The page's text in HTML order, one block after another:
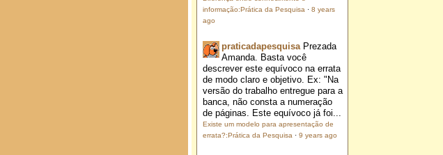
informação:Prática da Pesquisa · 8 years
ago
praticadapesquisa Prezada
Amanda. Basta você
descrever este equívoco na errata
de modo claro e objetivo. Ex: "Na
versão do trabalho entregue para a
banca, não consta a numeração
de páginas. Este equívoco já foi...
Existe um modelo para apresentação de
errata?:Prática da Pesquisa · 9 years ago